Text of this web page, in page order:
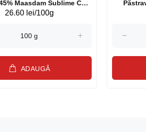
Maasdam Sublime Cow
(075002)
26.60 lei/100g
ADAUGĂ